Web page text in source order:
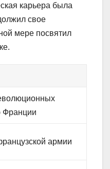
карьера была
свое
мере посвятил
Франции
армии